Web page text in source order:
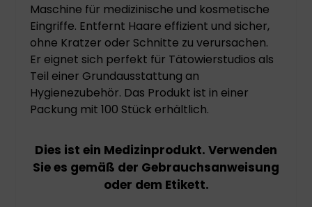
Maschine für medizinische und kosmetische
Eingriffe. Entfernt Haare effizient und sicher,
ohne Kratzer oder Schnitte zu verursachen.
Er eignet sich perfekt für Tätowierstudios als
Teil einer Grundausstattung an
Hygienezubehör. Das Produkt ist in einer
Packung mit 100 Stück erhältlich.
Dies ist ein Medizinprodukt. Verwenden
Sie es gemäß der Gebrauchsanweisung
oder dem Etikett.